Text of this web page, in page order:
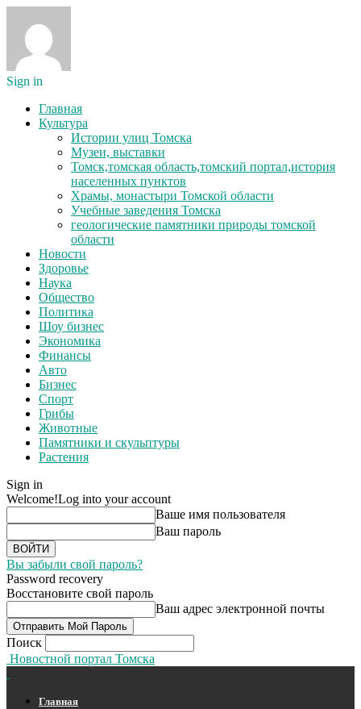
Sign in
Главная
Культура
Истории улиц Томска
Музеи, выставки
Томск,томская область,томский портал,история
населенных пунктов
Храмы, монастыри Томской области
Учебные заведения Томска
геологические памятники природы томской
области
Новости
Здоровье
Наука
Общество
Политика
Шоу бизнес
Экономика
Финансы
Авто
Бизнес
Спорт
Грибы
Животные
Памятники и скульптуры
Растения
Sign in
Welcome!Log into your account
Ваше имя пользователя
Ваш пароль
Вы забыли свой пароль?
Password recovery
Восстановите свой пароль
Ваш адрес электронной почты
Поиск
Новостной портал Томска
Главная